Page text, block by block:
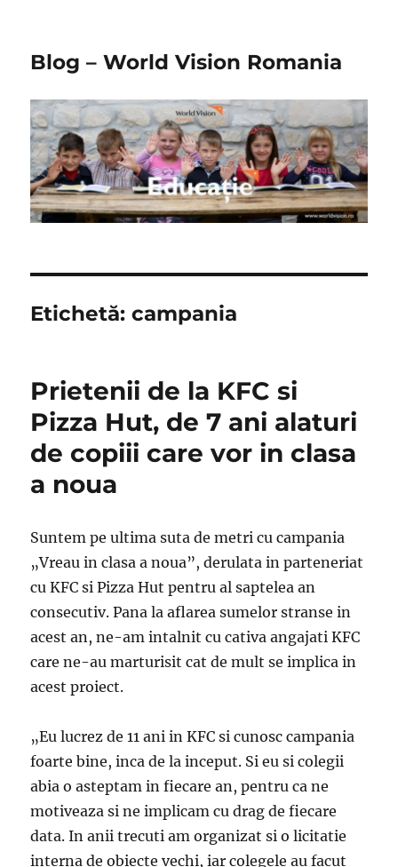
Blog – World Vision Romania
Etichetă:campania
Prietenii de la KFC si
Pizza Hut, de 7 ani alaturi
de copiii care vor in clasa
a noua
Suntem pe ultima suta de metri cu campania
„Vreau in clasa a noua”, derulata in parteneriat
cu KFC si Pizza Hut pentru al saptelea an
consecutiv. Pana la aflarea sumelor stranse in
acest an, ne-am intalnit cu cativa angajati KFC
care ne-au marturisit cat de mult se implica in
acest proiect.
„Eu lucrez de 11 ani in KFC si cunosc campania
foarte bine, inca de la inceput. Si eu si colegii
abia o asteptam in fiecare an, pentru ca ne
motiveaza si ne implicam cu drag de fiecare
data. In anii trecuti am organizat si o licitatie
interna de obiecte vechi, iar colegele au facut